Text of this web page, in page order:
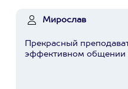
Мирослав
Прекрасный
эффективном общении